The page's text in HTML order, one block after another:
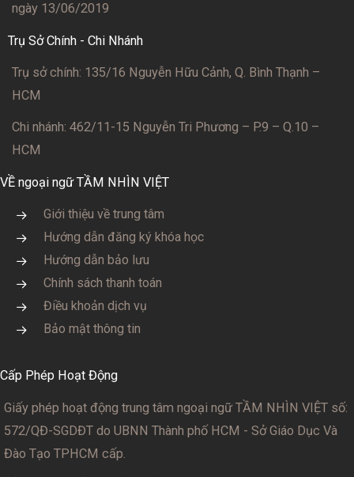
ngày 13/06/2019
Trụ Sở Chính - Chi Nhánh
Trụ sở chính: 135/16 Nguyễn Hữu Cảnh, Q. Bình Thạnh –
HCM
Chi nhánh: 462/11-15 Nguyễn Tri Phương – P.9 – Q.10 –
HCM
VỀ ngoại ngữ TẦM NHÌN VIỆT
Giới thiệu về trung tâm
Hướng dẫn đăng ký khóa học
Hướng dẫn bảo lưu
Chính sách thanh toán
Điều khoản dịch vụ
Bảo mật thông tin
Cấp Phép Hoạt Động
Giấy phép hoạt động trung tâm ngoại ngữ TẦM NHÌN VIỆT số:
572/QĐ-SGDĐT do UBNN Thành phố HCM - Sở Giáo Dục Và
Đào Tạo TPHCM cấp.